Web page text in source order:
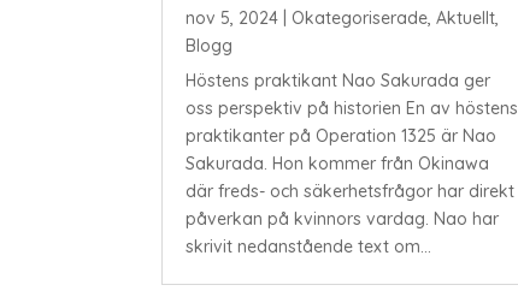
nov 5, 2024 Okategoriserade,Aktuellt,
Blogg
Höstens praktikant Nao Sakurada ger
oss perspektiv på historien En av höstens
praktikanter på Operation 1325 är Nao
Sakurada. Hon kommer från Okinawa
där freds- och säkerhetsfrågor har direkt
påverkan på kvinnors vardag. Nao har
skrivit nedanstående text om...